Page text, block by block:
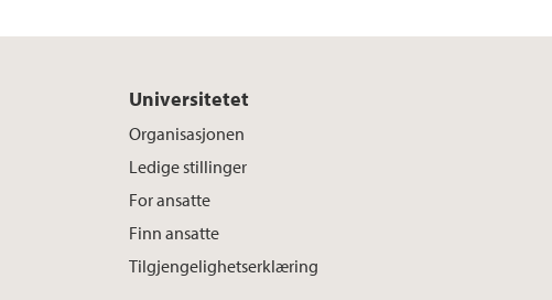
Universitetet
Organisasjonen
Ledige stillinger
For ansatte
Finn ansatte
Tilgjengelighetserklæring